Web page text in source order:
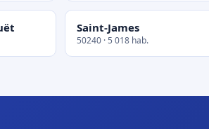
Saint-James
50240 · 5 018 hab.